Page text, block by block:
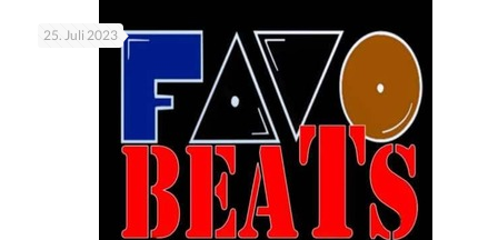
25. Juli 2023